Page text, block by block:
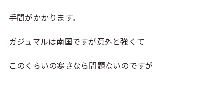
手間がかかります。
ガジュマルは南国ですが意外と強くて
このくらいの寒さなら問題ないのですが